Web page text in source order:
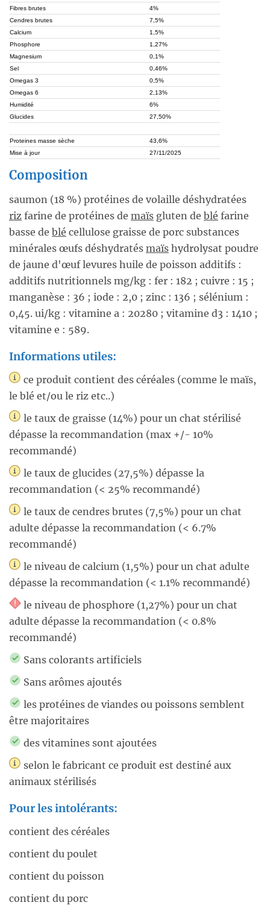
Fibres brutes
4%
Cendres brutes
7,5%
Calcium
1,5%
Phosphore
1,27%
Magnesium
0,1%
Sel
0,46%
Omegas 3
0,5%
Omegas 6
2,13%
Humidité
6%
Glucides
27,50%
Proteines masse sèche
43,6%
Mise à jour
27/11/2025
Composition
saumon (18 %) protéines de volaille déshydratées
riz farine de protéines de maïs gluten de blé farine
basse de blé cellulose graisse de porc substances
minérales œufs déshydratés maïs hydrolysat poudre
de jaune d'œuf levures huile de poisson additifs :
additifs nutritionnels mg/kg : fer : 182 ; cuivre : 15 ;
manganèse : 36 ; iode : 2,0 ; zinc : 136 ; sélénium :
0,45. ui/kg : vitamine a : 20280 ; vitamine d3 : 1410 ;
vitamine e : 589.
Informations utiles:
ce produit contient des céréales (comme le maïs,
le blé et/ou le riz etc..)
le taux de graisse (14%) pour un chat stérilisé
dépasse la recommandation (max +/- 10%
recommandé)
le taux de glucides (27,5%) dépasse la
recommandation (< 25% recommandé)
le taux de cendres brutes (7,5%) pour un chat
adulte dépasse la recommandation (< 6.7%
recommandé)
le niveau de calcium (1,5%) pour un chat adulte
dépasse la recommandation (< 1.1% recommandé)
le niveau de phosphore (1,27%) pour un chat
adulte dépasse la recommandation (< 0.8%
recommandé)
Sans colorants artificiels
Sans arômes ajoutés
les protéines de viandes ou poissons semblent
être majoritaires
des vitamines sont ajoutées
selon le fabricant ce produit est destiné aux
animaux stérilisés
Pour les intolérants:
contient des céréales
contient du poulet
contient du poisson
contient du porc